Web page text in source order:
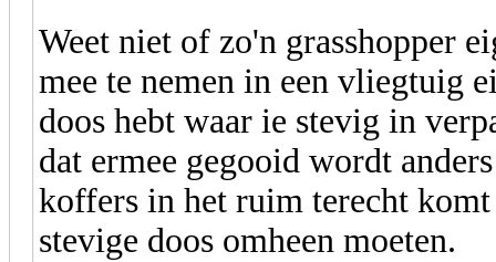
Weet niet of zo'n grasshopper
mee te nemen in een vliegtuig
doos hebt waar ie stevig in
dat ermee gegooid wordt
koffers in het ruim terecht
stevige doos omheen moeten.